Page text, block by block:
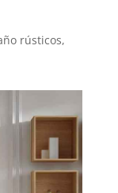
rústicos,